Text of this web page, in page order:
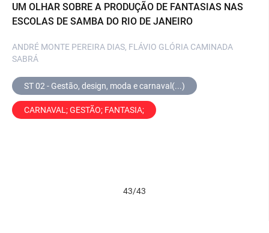
UM OLHAR SOBRE A PRODUÇÃO DE FANTASIAS NAS
ESCOLAS DE SAMBA DO RIO DE JANEIRO
ANDRÉ MONTE PEREIRA DIAS, FLÁVIO GLÓRIA CAMINADA
SABRÁ
ST 02 - Gestão, design, moda e carnaval(...)
CARNAVAL; GESTÃO; FANTASIA;
43/43